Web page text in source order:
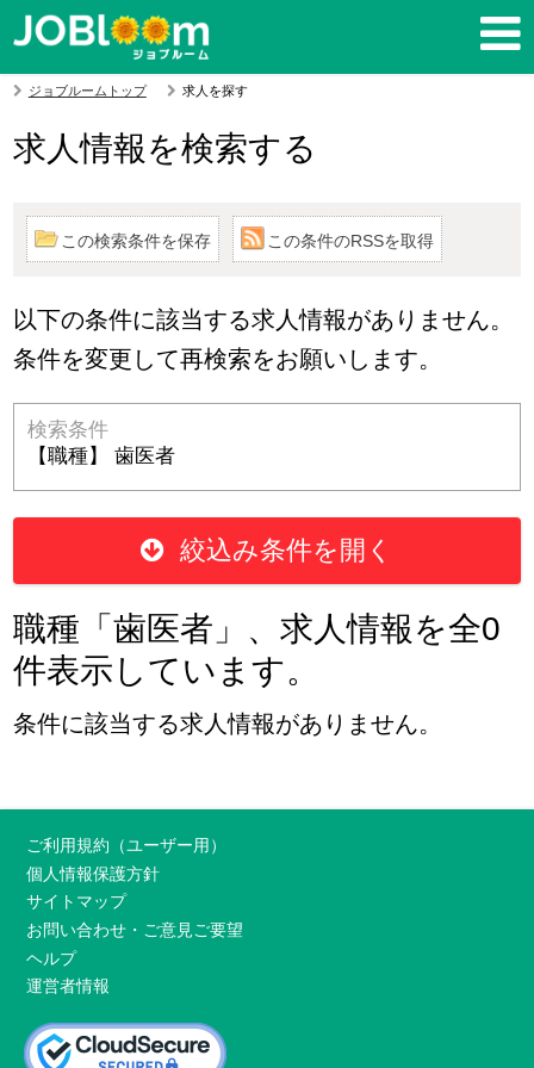
ジョブルームトップ 求人を探す
求人情報を検索する
この検索条件を保存 この条件のRSSを取得
以下の条件に該当する求人情報がありません。
条件を変更して再検索をお願いします。
検索条件
【職種】 歯医者
絞込み条件を開く
職種「歯医者」、求人情報を全0
件表示しています。
条件に該当する求人情報がありません。
ご利用規約（ユーザー用）
個人情報保護方針
サイトマップ
お問い合わせ・ご意見ご要望
ヘルプ
運営者情報